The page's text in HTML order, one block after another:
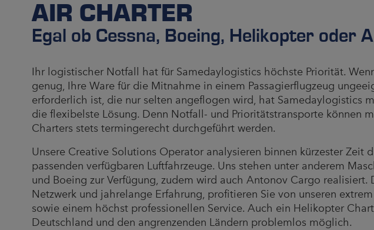
AIR CHARTER
Egal ob Cessna, Boeing, Helikopter oder
Ihr logistischer Notfall hat für Samedaylogistics höchste Priorität.
genug, Ihre Ware für die Mitnahme in einem Passagierflugzeug
erforderlich ist, die nur selten angeflogen wird, hat Samedaylogistics
die flexibelste Lösung. Denn Notfall- und Prioritätstransporte können
Charters stets termingerecht durchgeführt werden.
Unsere Creative Solutions Operator analysieren binnen kürzester Zeit
passenden verfügbaren Luftfahrzeuge. Uns stehen unter anderem
und Boeing zur Verfügung, zudem wird auch Antonov Cargo realisiert.
Netzwerk und jahrelange Erfahrung, profitieren Sie von unseren
sowie einem höchst professionellen Service. Auch ein Helikopter
Deutschland und den angrenzenden Ländern problemlos möglich.